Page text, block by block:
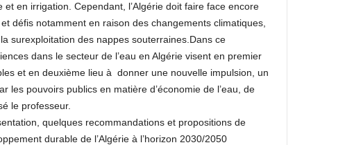
en irrigation. Cependant, l’Algérie doit faire face encore
défis notamment en raison des changements climatiques,
surexploitation des nappes souterraines.Dans ce
dans le secteur de l’eau en Algérie visent en premier
et en deuxième lieu à donner une nouvelle impulsion, un
les pouvoirs publics en matière d’économie de l’eau, de
le professeur.
quelques recommandations et propositions de
durable de l’Algérie à l’horizon 2030/2050